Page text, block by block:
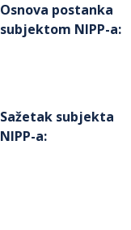
Osnova postanka
subjektom NIPP-a:
Sažetak subjekta
NIPP-a: